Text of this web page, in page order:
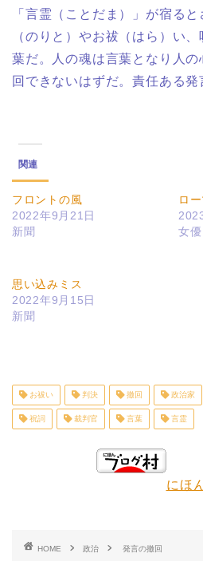
「言霊（ことだま）」が宿る
（のりと）やお祓（はら）い
葉だ。人の魂は言葉となり人
回できないはずだ。責任ある発
関連
フロントの風
2022年9月21日
新聞
ロ
女優
思い込みミス
2022年9月15日
新聞
お祓い 判決 撤回 政治家
祝詞 裁判官 言葉 言霊
にほ
HOME 政治 発言の撤回